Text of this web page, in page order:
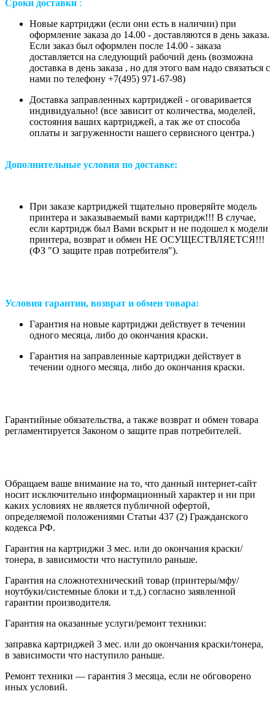
Сроки доставки :
Новые картриджи (если они есть в наличии) при
оформление заказа до 14.00 - доставляются в день заказа.
Если заказ был оформлен после 14.00 - заказа
доставляется на следующий рабочий день (возможна
доставка в день заказа , но для этого вам надо связаться с
нами по телефону +7(495) 971-67-98)
Доставка заправленных картриджей - оговаривается
индивидуально! (все зависит от количества, моделей,
состояния ваших картриджей, а так же от способа
оплаты и загруженности нашего сервисного центра.)
Дополнительные условия по доставке:
При заказе картриджей тщательно проверяйте модель
принтера и заказываемый вами картридж!!! В случае,
если картридж был Вами вскрыт и не подошел к модели
принтера, возврат и обмен НЕ ОСУЩЕСТВЛЯЕТСЯ!!!
(ФЗ "О защите прав потребителя").
Условия гарантии, возврат и обмен товара:
Гарантия на новые картриджи действует в течении
одного месяца, либо до окончания краски.
Гарантия на заправленные картриджи действует в
течении одного месяца, либо до окончания краски.
Гарантийные обязательства, а также возврат и обмен товара
регламентируется Законом о защите прав потребителей.
Обращаем ваше внимание на то, что данный интернет-сайт
носит исключительно информационный характер и ни при
каких условиях не является публичной офертой,
определяемой положениями Статьи 437 (2) Гражданского
кодекса РФ.
Гарантия на картриджи 3 мес. или до окончания краски/
тонера, в зависимости что наступило раньше.
Гарантия на сложнотехнический товар (принтеры/мфу/
ноутбуки/системные блоки и т.д.) согласно заявленной
гарантии производителя.
Гарантия на оказанные услуги/ремонт техники:
заправка картриджей 3 мес. или до окончания краски/тонера,
в зависимости что наступило раньше.
Ремонт техники — гарантия 3 месяца, если не обговорено
иных условий.